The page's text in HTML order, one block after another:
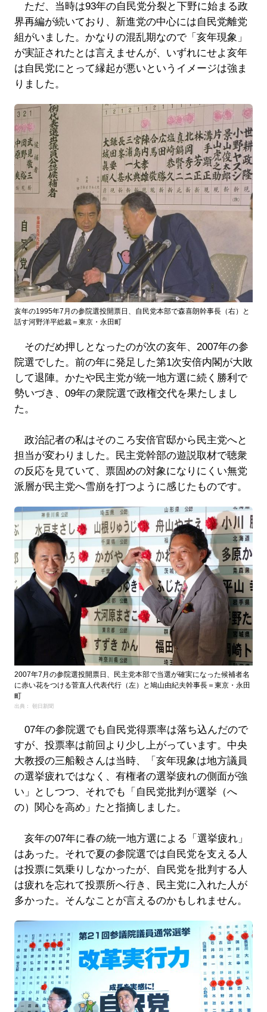
ただ、当時は93年の自民党分裂と下野に始まる政
界再編が続いており、新進党の中心には自民党離党
組がいました。かなりの混乱期なので「亥年現象」
が実証されたとは言えませんが、いずれにせよ亥年
は自民党にとって縁起が悪いというイメージは強ま
りました。
亥年の1995年7月の参院選投開票日、自民党本部で森喜朗幹事長（右）と
話す河野洋平総裁＝東京・永田町
そのだめ押しとなったのが次の亥年、2007年の参
院選でした。前の年に発足した第1次安倍内閣が大敗
して退陣。かたや民主党が統一地方選に続く勝利で
勢いづき、09年の衆院選で政権交代を果たしまし
た。
政治記者の私はそのころ安倍官邸から民主党へと
担当が変わりました。民主党幹部の遊説取材で聴衆
の反応を見ていて、票固めの対象になりにくい無党
派層が民主党へ雪崩を打つように感じたものです。
2007年7月の参院選投開票日、民主党本部で当選が確実になった候補者名
に赤い花をつける菅直人代表代行（左）と鳩山由紀夫幹事長＝東京・永田
町
出典： 朝日新聞
07年の参院選でも自民党得票率は落ち込んだので
すが、投票率は前回より少し上がっています。中央
大教授の三船毅さんは当時、「亥年現象は地方議員
の選挙疲れではなく、有権者の選挙疲れの側面が強
い」としつつ、それでも「自民党批判が選挙（へ
の）関心を高め」たと指摘しました。
亥年の07年に春の統一地方選による「選挙疲れ」
はあった。それで夏の参院選では自民党を支える人
は投票に気乗りしなかったが、自民党を批判する人
は疲れを忘れて投票所へ行き、民主党に入れた人が
多かった。そんなことが言えるのかもしれません。